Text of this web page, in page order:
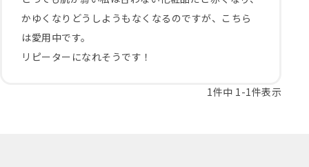
かゆくなりどうしようもなくなるのですが、こちら
は愛用中です。
リピーターになれそうです！
1件中 1 -1件表示